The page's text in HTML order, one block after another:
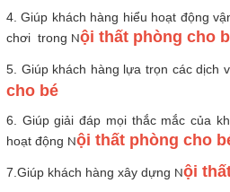
4. Giúp khách hàng hiểu hoạt động
chơi trong Nội thất phòng cho
5. Giúp khách hàng lựa trọn các dịch
cho bé
6. Giúp giải đáp mọi thắc mắc của
hoạt động Nội thất phòng cho
7.Giúp khách hàng xây dựng Nội